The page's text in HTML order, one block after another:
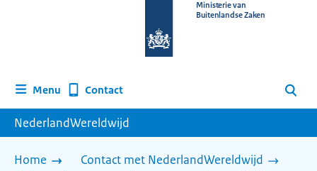
homepage
Ministerie van
Buitenlandse Zaken
Menu Contact Zoeken
NederlandWereldwijd
Home
Contact met NederlandWereldwijd